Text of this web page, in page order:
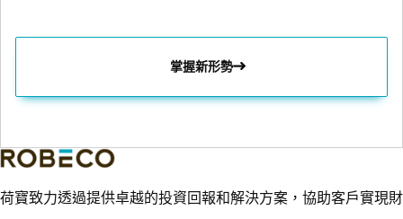
掌握新形勢
荷寶致力透過提供卓越的投資回報和解決方案，協助客戶實現財